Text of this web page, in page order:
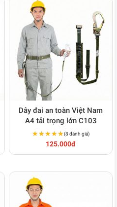
Dây đai an toàn Việt Nam
A4 tải trọng lớn C103
★★★★★
★★★★★(8 đánh giá)
125.000đ